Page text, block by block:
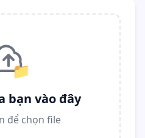
📁
bạn vào đây
để chọn file